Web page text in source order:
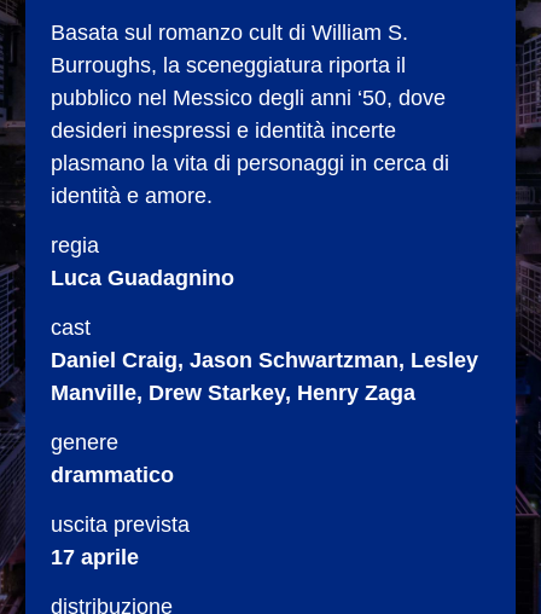
Basata sul romanzo cult di William S.
Burroughs, la sceneggiatura riporta il
pubblico nel Messico degli anni ‘50, dove
desideri inespressi e identità incerte
plasmano la vita di personaggi in cerca di
identità e amore.
regia
Luca Guadagnino
cast
Daniel Craig, Jason Schwartzman, Lesley
Manville, Drew Starkey, Henry Zaga
genere
drammatico
uscita prevista
17 aprile
distribuzione